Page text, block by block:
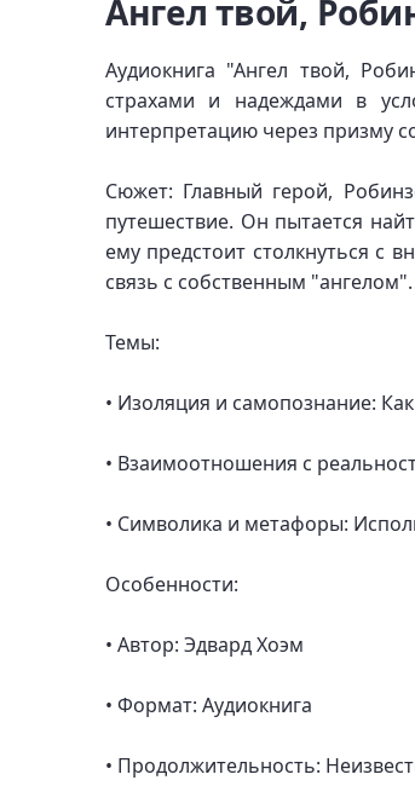
Ангел твой,
Аудиокнига "Ангел твой,
страхами и надеждами в
интерпретацию через призму
Сюжет: Главный герой,
путешествие. Он пытается
ему предстоит столкнуться с
связь с собственным "ангелом".
Темы:
• Изоляция и самопознание:
• Взаимоотношения с
• Символика и метафоры:
Особенности:
• Автор: Эдвард Хоэм
• Формат: Аудиокнига
• Продолжительность: